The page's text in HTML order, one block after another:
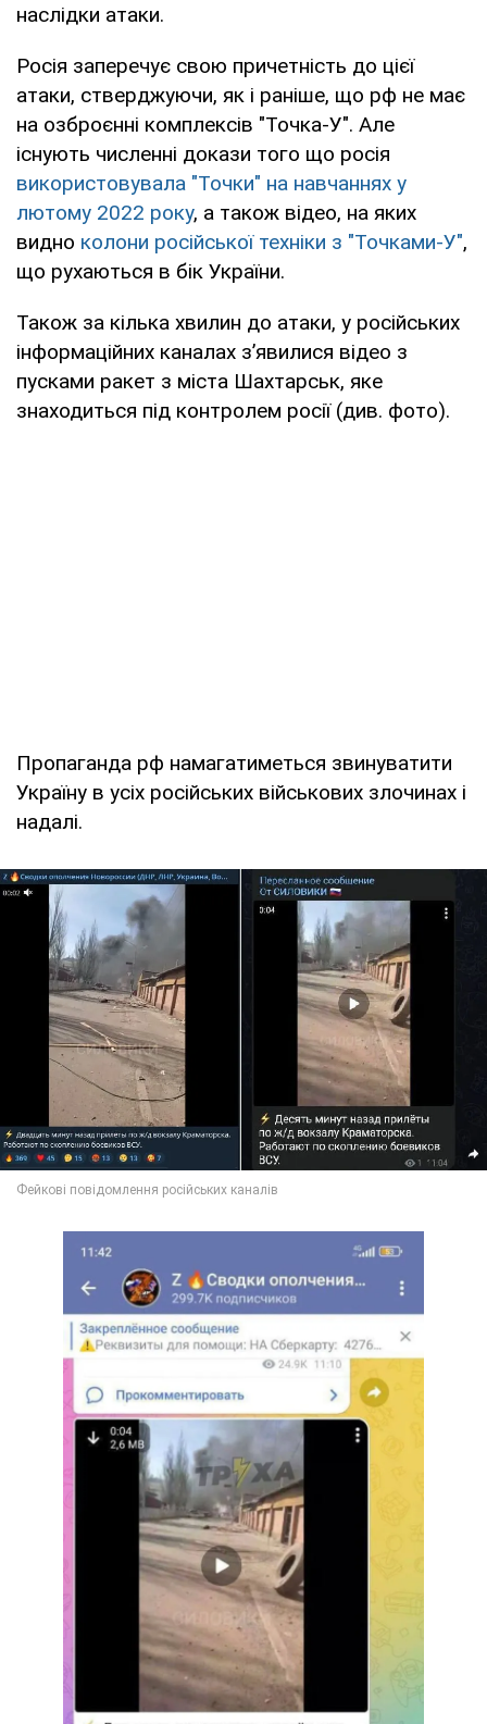
наслідки атаки.
Росія заперечує свою причетність до цієї
атаки, стверджуючи, як і раніше, що рф не має
на озброєнні комплексів "Точка-У". Але
існують численні докази того що росія
використовувала "Точки" на навчаннях у
лютому 2022 року, а також відео, на яких
видно колони російської техніки з "Точками-У",
що рухаються в бік України.
Також за кілька хвилин до атаки, у російських
інформаційних каналах з’явилися відео з
пусками ракет з міста Шахтарськ, яке
знаходиться під контролем росії (див. фото).
Пропаганда рф намагатиметься звинуватити
Україну в усіх російських військових злочинах і
надалі.